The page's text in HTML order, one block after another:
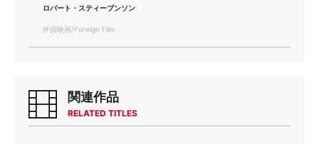
ロバート・スティーブンソン
外国映画/Foreign Film
関連作品
RELATED TITLES